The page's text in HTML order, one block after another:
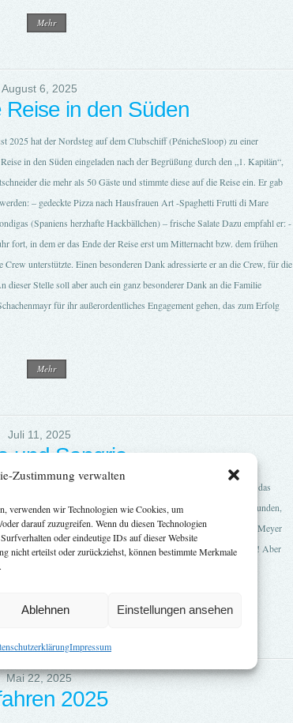
Zustimmung verwalten
verwenden wir Technologien wie Cookies, um
darauf zuzugreifen. Wenn du diesen Technologien
oder eindeutige IDs auf dieser Website
nicht erteilst oder zurückziehst, können bestimmte Merkmale
Ablehnen Einstellungen ansehen
Impressum
Mehr
August 6, 2025
Reise in den Süden
2025 hat der Nordsteg auf dem Clubschiff (PénicheSloop) zu einer
in den Süden eingeladen nach der Begrüßung durch den „1. Kapitän“,
die mehr als 50 Gäste und stimmte diese auf die Reise ein. Er gab
– gedeckte Pizza nach Hausfrauen Art -Spaghetti Frutti di Mare
(Spaniens herzhafte Hackbällchen) – frische Salate Dazu empfahl er: -
fort, in dem er das Ende der Reise erst um Mitternacht bzw. dem frühen
unterstützte. Einen besonderen Dank adressierte er an die Crew, für die
dieser Stelle soll aber auch ein ganz besonderer Dank an die Familie
für ihr außerordentliches Engagement gehen, das zum Erfolg
Mehr
Juli 11, 2025
und Sangria
die Mitglieder und Freunde des Clubs zu Paella und Sangria auf das
Es hatten sich bei herrlichem Wetter zahlreich Gäste eingefunden,
konnten. Natürlich waren auch andere Getränke im Angebot. Gerd Meyer
gekocht und angerichtet sowie die Sangria zubereitet. Danke !! Aber
vorbereitet, bedient und kassiert...
Mehr
Mai 22, 2025
2025